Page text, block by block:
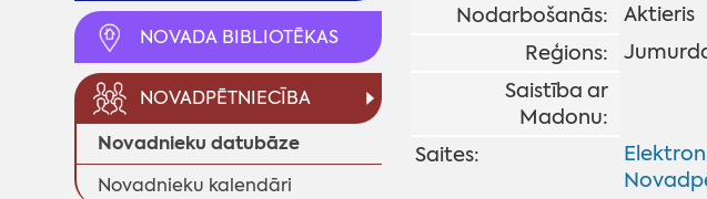
NOVADA BIBLIOTĒKAS
NOVADPĒTNIECĪBA
Novadnieku datubāze
Novadnieku kalendāri
Nodarbošanās:
Aktieris
Reģions:
Saistība ar
Madonu:
Saites: